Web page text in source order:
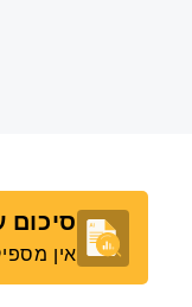
אין